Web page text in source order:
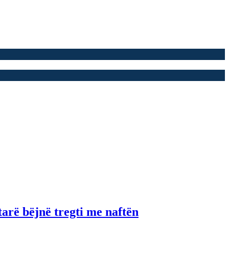
bëjnë tregti me naftën